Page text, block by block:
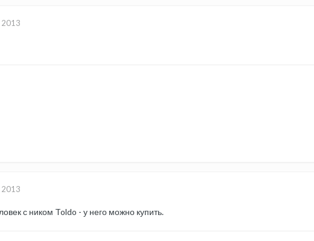
2013
2013
с ником Toldo - у него можно купить.